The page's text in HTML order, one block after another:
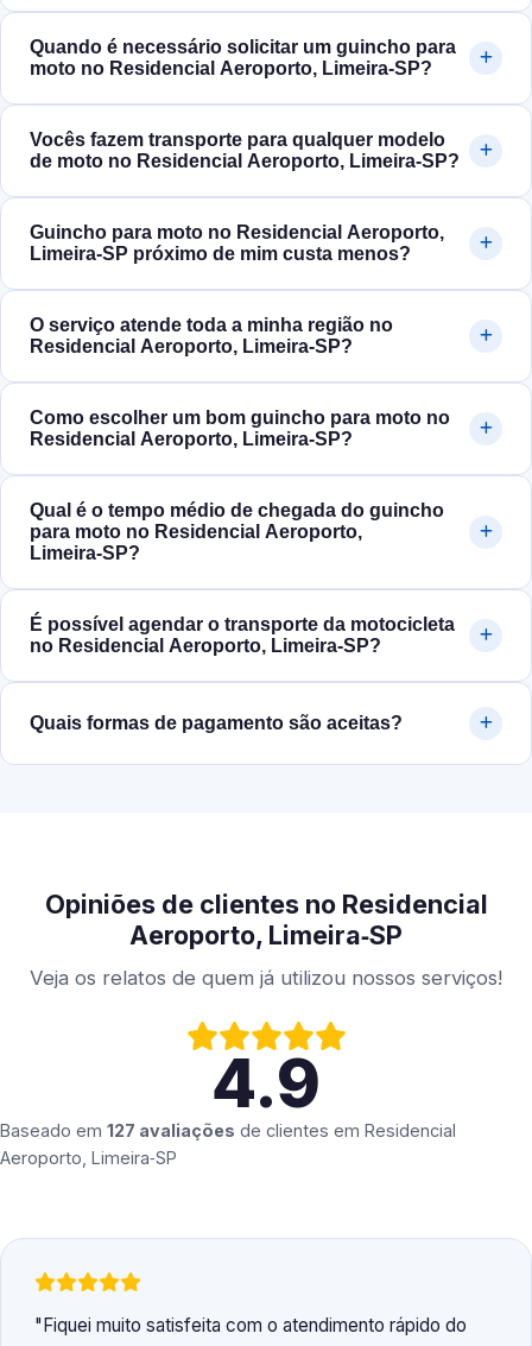
Quando é necessário solicitar um guincho para
moto no Residencial Aeroporto, Limeira‑SP?
Vocês fazem transporte para qualquer modelo
de moto no Residencial Aeroporto, Limeira‑SP?
Guincho para moto no Residencial Aeroporto,
Limeira‑SP próximo de mim custa menos?
O serviço atende toda a minha região no
Residencial Aeroporto, Limeira‑SP?
Como escolher um bom guincho para moto no
Residencial Aeroporto, Limeira‑SP?
Qual é o tempo médio de chegada do guincho
para moto no Residencial Aeroporto,
Limeira‑SP?
É possível agendar o transporte da motocicleta
no Residencial Aeroporto, Limeira‑SP?
Quais formas de pagamento são aceitas?
Opiniões de clientes no Residencial
Aeroporto, Limeira‑SP
Veja os relatos de quem já utilizou nossos serviços!
4.9
Baseado em 127 avaliações de clientes em Residencial
Aeroporto, Limeira‑SP
Fiquei muito satisfeita com o atendimento rápido do